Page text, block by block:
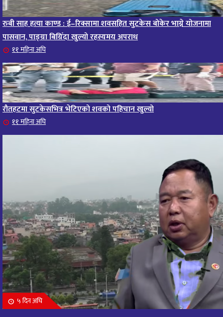
रुबी साह हत्या काण्ड : ई–रिक्सामा शवसहित सुटकेस बोकेर भाग्ने योजनामा
पासवान, पाङ्ग्रा बिग्रिँदा खुल्यो रहस्यमय अपराध
११ महिना अघि
रौतहटमा सुटकेसभित्र भेटिएको शवको पहिचान खुल्यो
११ महिना अघि
५ दिन अघि